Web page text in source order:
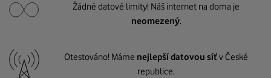
Žádné datové limity! Náš internet na doma je
neomezený.
Otestováno! Máme nejlepší datovou síťv České
republice.